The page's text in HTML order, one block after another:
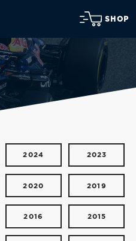
SHOP
2024 2023
2020 2019
2016 2015